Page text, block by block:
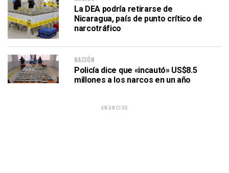
La DEA podría retirarse de
Nicaragua, país de punto crítico de
narcotráfico
NACIÓN
Policía dice que «incautó» US$8.5
millones a los narcos en un año
ANUNCIOS